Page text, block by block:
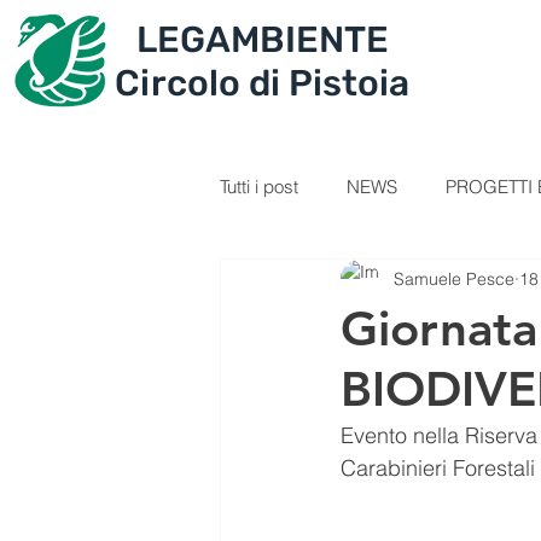
LEGAMBIENTE
Circolo di Pistoia
Tutti i post NEWS PROGETTI
SEZIONE GIOVANI
PERCORSI RICETTE
IL TESORO DELLA MONTAGNA
Samuele Pesce
Evento nella
Carabinieri Forestali